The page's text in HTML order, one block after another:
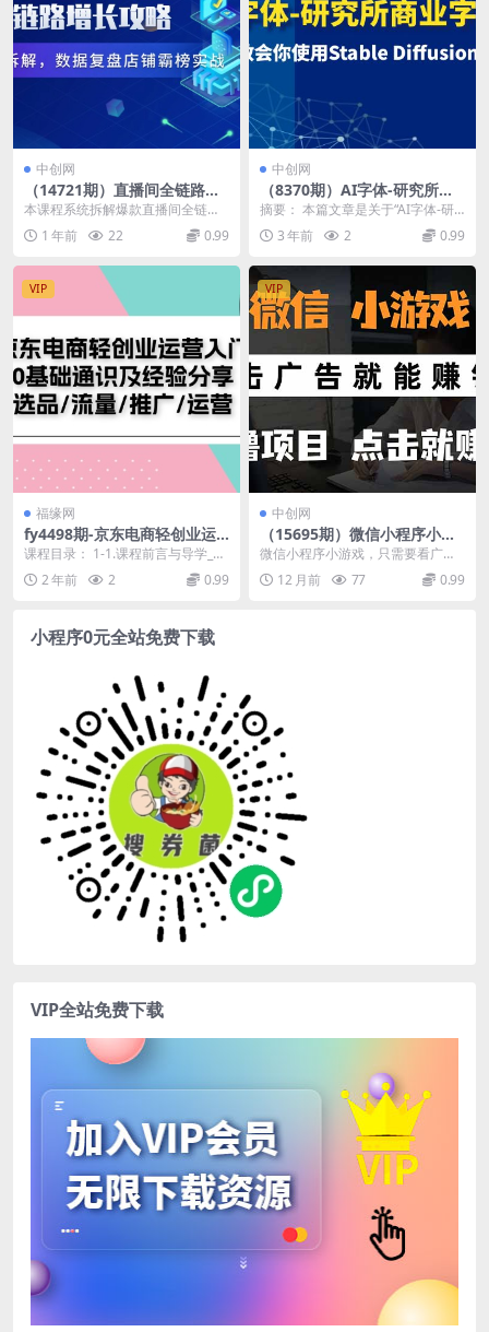
中创网
（14721期）直播间全链路增
长攻略，爆品场景流量拆解，
数据复盘店铺霸榜实战
本课程系统拆解爆款直播间全链路
打造方法，涵盖趋势洞察、流程梳
理、对标账号筛选、爆...
1 年前 22 0.99
中创网
（8370期）AI字体-研究所商
业字体课-第1期：7节课教会
你使用Stable Diffusion设计
字体(掌握Stable Diffusion，
摘要： 本篇文章是关于“AI字体-研
究所商业字体课-第1期”的详细介
绍。课程以S...
3 年前 2 0.99
VIP
福缘网
fy4498期-京东电商轻创业运
营入门0基础通识及经验分
享：选品/流量/推广/运营
课程目录： 1-1.课程前言与导学_1.
mp4 1-2.第一节.宏观环境_1.m...
2 年前 2 0.99
VIP
中创网
（15695期）微信小程序小游
戏，只需要看广告就能赚钱？
0撸手机赚钱，甚至连游戏都…
微信小程序小游戏，只需要看广告
就能赚钱？0撸手机赚钱，甚至连游
戏都不用玩 &nb...
12 月前 77 0.99
小程序0元全站免费下载
VIP全站免费下载